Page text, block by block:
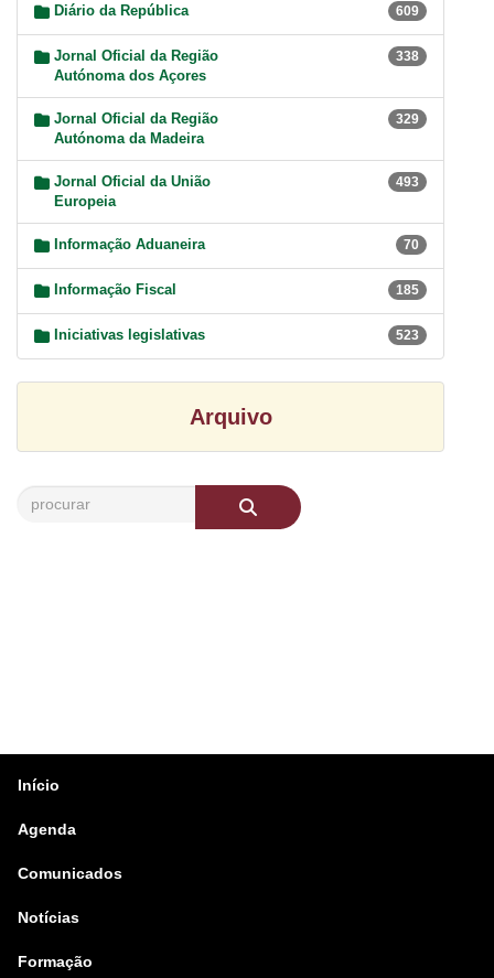
Diário da República 609
Jornal Oficial da Região
Autónoma dos Açores
338
Jornal Oficial da Região
Autónoma da Madeira
329
Jornal Oficial da União
Europeia
493
Informação Aduaneira 70
Informação Fiscal 185
Iniciativas legislativas 523
Arquivo
Início
Agenda
Comunicados
Notícias
Formação